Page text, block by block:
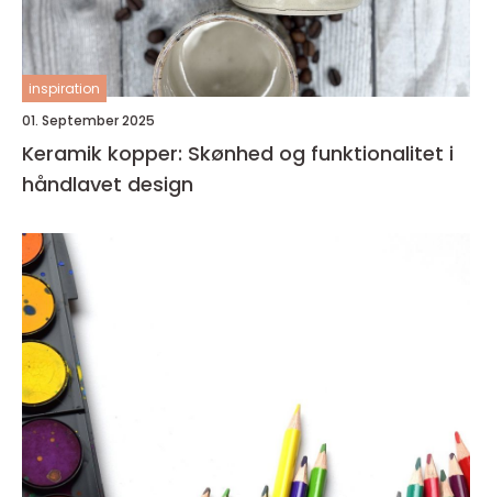
inspiration
01. September 2025
Keramik kopper: Skønhed og funktionalitet i
håndlavet design